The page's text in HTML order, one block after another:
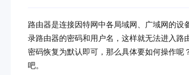
路由器是连接因特网中各局域网、广域网的
录路由器的密码和用户名，这样就无法进入
密码恢复为默认即可，那么具体要如何操作
吧。